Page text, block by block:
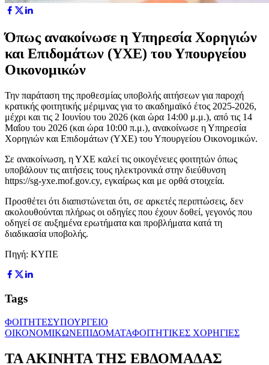
Όπως ανακοίνωσε η Υπηρεσία Χορηγιών
και Επιδομάτων (ΥΧΕ) του Υπουργείου
Οικονομικών
Την παράταση της προθεσμίας υποβολής αιτήσεων για παροχή
κρατικής φοιτητικής μέριμνας για το ακαδημαϊκό έτος 2025-2026,
μέχρι και τις 2 Ιουνίου του 2026 (και ώρα 14:00 μ.μ.), από τις 14
Μαΐου του 2026 (και ώρα 10:00 π.μ.), ανακοίνωσε η Υπηρεσία
Χορηγιών και Επιδομάτων (ΥΧΕ) του Υπουργείου Οικονομικών.
Σε ανακοίνωση, η ΥΧΕ καλεί τις οικογένειες φοιτητών όπως
υποβάλουν τις αιτήσεις τους ηλεκτρονικά στην διεύθυνση
https://sg-yxe.mof.gov.cy, εγκαίρως και με ορθά στοιχεία.
Προσθέτει ότι διαπιστώνεται ότι, σε αρκετές περιπτώσεις, δεν
ακολουθούνται πλήρως οι οδηγίες που έχουν δοθεί, γεγονός που
οδηγεί σε αυξημένα ερωτήματα και προβλήματα κατά τη
διαδικασία υποβολής.
Πηγή: ΚΥΠΕ
Tags
ΦΟΙΤΗΤΕΣΥΠΟΥΡΓΕΙΟ
ΟΙΚΟΝΟΜΙΚΩΝΕΠΙΔΟΜΑΤΑΦΟΙΤΗΤΙΚΕΣ ΧΟΡΗΓΙΕΣ
ΤΑ ΑΚΙΝΗΤΑ ΤΗΣ ΕΒΔΟΜΑΔΑΣ